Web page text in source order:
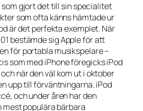
gjort det till sin specialitet
som ofta känns hämtade ur
är det perfekta exemplet. När
bestämde sig Apple för att
för portabla musikspelare –
som med iPhone föregicks iPod
när den väl kom ut i oktober
upp till förväntningarna. iPod
och under åren har den
populära bärbara